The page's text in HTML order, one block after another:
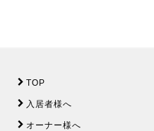
TOP
入居者様へ
オーナー様へ